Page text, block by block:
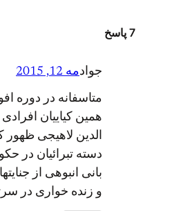
7 پاسخ
جوادمه 12, 2015
متاسفانه در دوره
همین کیاییان
الدین لاهیجی
دسته تبرائیان در
بانی انبوهی از
و زنده خواری در